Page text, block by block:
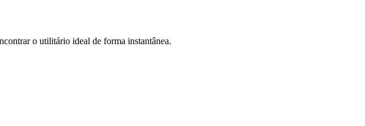
o utilitário ideal de forma instantânea.